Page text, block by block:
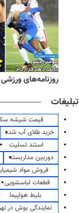
روزنامه‌های ورزشی شنبه ۱۷
تبلیغات
قیمت شیشه
خرید طلای آب شده
استند تسلیت
دوربین مداربسته
فروش مواد
قطعات لباسشویی
بلیط هواپیما
نمایندگی بوش در